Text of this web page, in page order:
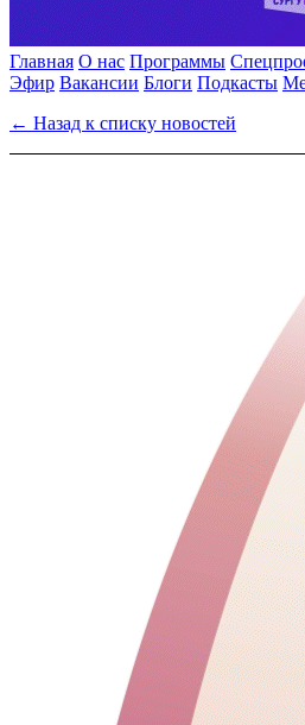
Главная О нас Программы
Эфир Вакансии Блоги Подкасты
← Назад к списку новостей